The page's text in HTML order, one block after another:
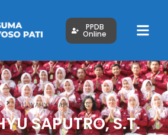
PPDB
Online
ERLI WAHYU SAPUTRO, S.T.
SAPUTRO, S.T.